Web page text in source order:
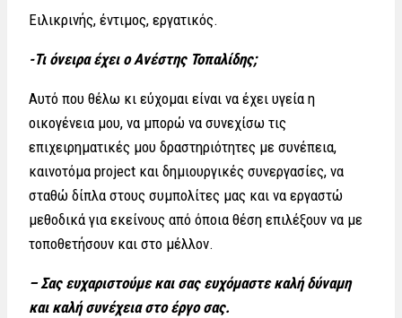
Ειλικρινής, έντιμος, εργατικός.
-Τι όνειρα έχει ο Ανέστης Τοπαλίδης;
Αυτό που θέλω κι εύχομαι είναι να έχει υγεία η
οικογένεια μου, να μπορώ να συνεχίσω τις
επιχειρηματικές μου δραστηριότητες με συνέπεια,
καινοτόμα project και δημιουργικές συνεργασίες, να
σταθώ δίπλα στους συμπολίτες μας και να εργαστώ
μεθοδικά για εκείνους από όποια θέση επιλέξουν να με
τοποθετήσουν και στο μέλλον.
– Σας ευχαριστούμε και σας ευχόμαστε καλή δύναμη
και καλή συνέχεια στο έργο σας.